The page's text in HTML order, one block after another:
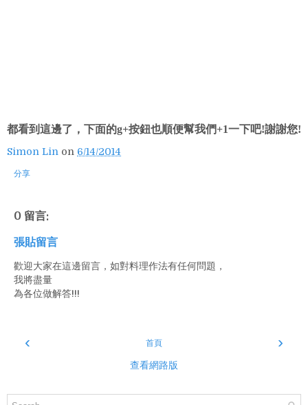
都看到這邊了，下面的g+按鈕也順便幫我們+1一下吧!謝謝您!
Simon Lin on 6/14/2014
分享
0 留言:
張貼留言
歡迎大家在這邊留言，如對料理作法有任何問題，
我將盡量
為各位做解答!!!
‹ ›
首頁
查看網路版